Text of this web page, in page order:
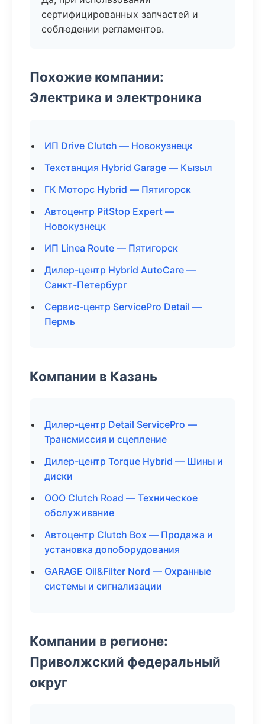
сертифицированных запчастей и
соблюдении регламентов.
Похожие компании:
Электрика и электроника
ИП Drive Clutch — Новокузнецк
Техстанция Hybrid Garage — Кызыл
ГК Моторс Hybrid — Пятигорск
Автоцентр PitStop Expert —
Новокузнецк
ИП Linea Route — Пятигорск
Дилер-центр Hybrid AutoCare —
Санкт-Петербург
Сервис-центр ServicePro Detail —
Пермь
Компании в Казань
Дилер-центр Detail ServicePro —
Трансмиссия и сцепление
Дилер-центр Torque Hybrid — Шины и
диски
ООО Clutch Road — Техническое
обслуживание
Автоцентр Clutch Box — Продажа и
установка допоборудования
GARAGE Oil&Filter Nord — Охранные
системы и сигнализации
Компании в регионе:
Приволжский федеральный
округ